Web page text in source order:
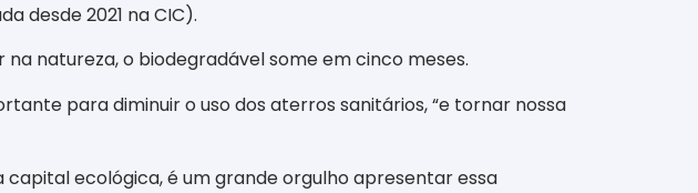
desde 2021 na CIC).
natureza, o biodegradável some em cinco meses.
para diminuir o uso dos aterros sanitários, “e tornar nossa
capital ecológica, é um grande orgulho apresentar essa